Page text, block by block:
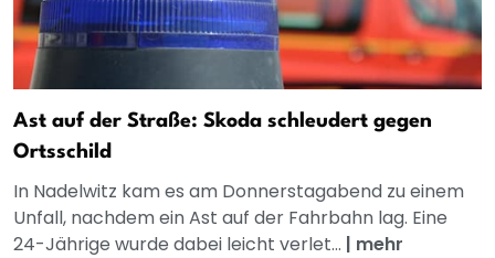
Ast auf der Straße: Skoda schleudert gegen
Ortsschild
In Nadelwitz kam es am Donnerstagabend zu einem
Unfall, nachdem ein Ast auf der Fahrbahn lag. Eine
24-Jährige wurde dabei leicht verlet... | mehr